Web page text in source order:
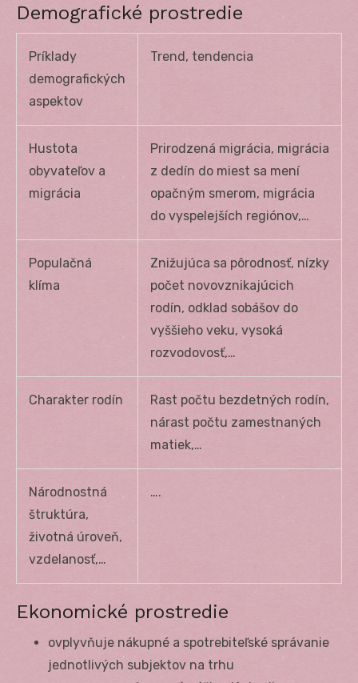
Demografické prostredie
Príklady
demografických
aspektov
Trend, tendencia
Hustota
obyvateľov a
migrácia
Prirodzená migrácia, migrácia
z dedín do miest sa mení
opačným smerom, migrácia
do vyspelejších regiónov,…
Populačná
klíma
Znižujúca sa pôrodnosť, nízky
počet novovznikajúcich
rodín, odklad sobášov do
vyššieho veku, vysoká
rozvodovosť,…
Charakter rodín
Rast počtu bezdetných rodín,
nárast počtu zamestnaných
matiek,…
Národnostná
štruktúra,
životná úroveň,
vzdelanosť,…
….
Ekonomické prostredie
ovplyvňuje nákupné a spotrebiteľské správanie
jednotlivých subjektov na trhu